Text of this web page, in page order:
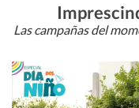
Las campañas del